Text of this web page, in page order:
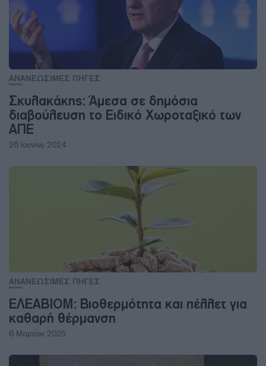
ΑΝΑΝΕΩΣΙΜΕΣ ΠΗΓΕΣ
Σκυλακάκης: Άμεσα σε δημόσια
διαβούλευση το Ειδικό Χωροταξικό των
ΑΠΕ
26 Ιουνίου 2024
ΑΝΑΝΕΩΣΙΜΕΣ ΠΗΓΕΣ
ΕΛΕΑΒΙΟΜ: Βιοθερμότητα και πέλλετ για
καθαρή θέρμανση
6 Μαρτίου 2025